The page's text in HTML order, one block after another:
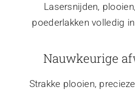
Lasersnijden,
poederlakken volledig
Nauwkeurige
Strakke plooien,